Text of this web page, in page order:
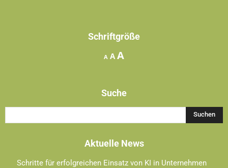
Schriftgröße
A Decrease
A Reset
AIncrease
Suche
Aktuelle News
Schritte für erfolgreichen Einsatz von KI in Unternehmen